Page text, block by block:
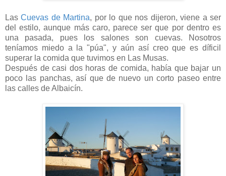
LasCuevas de Martina, por lo que nos dijeron, viene a ser
del estilo, aunque más caro, parece ser que por dentro es
una pasada, pues los salones son cuevas. Nosotros
teníamos miedo a la "púa", y aún así creo que es díficil
superar la comida que tuvimos en Las Musas.
Después de casi dos horas de comida, había que bajar un
poco las panchas, así que de nuevo un corto paseo entre
las calles de Albaicín.